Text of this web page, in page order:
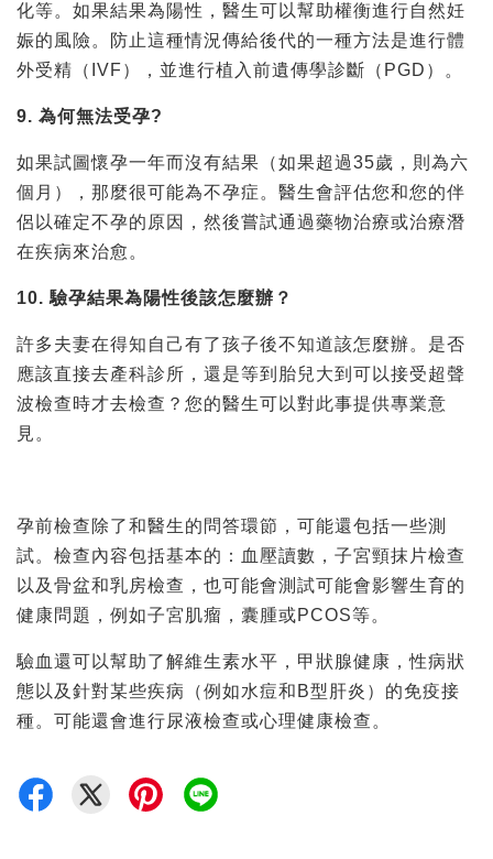
化等。如果結果為陽性，醫生可以幫助權衡進行自然妊
娠的風險。防止這種情況傳給後代的一種方法是進行體
外受精（IVF），並進行植入前遺傳學診斷（PGD）。
9. 為何無法受孕?
如果試圖懷孕一年而沒有結果（如果超過35歲，則為六
個月），那麼很可能為不孕症。醫生會評估您和您的伴
侶以確定不孕的原因，然後嘗試通過藥物治療或治療潛
在疾病來治愈。
10. 驗孕結果為陽性後該怎麼辦？
許多夫妻在得知自己有了孩子後不知道該怎麼辦。是否
應該直接去產科診所，還是等到胎兒大到可以接受超聲
波檢查時才去檢查？您的醫生可以對此事提供專業意
見。
孕前檢查除了和醫生的問答環節，可能還包括一些測
試。檢查內容包括基本的：血壓讀數，子宮頸抹片檢查
以及骨盆和乳房檢查，也可能會測試可能會影響生育的
健康問題，例如子宮肌瘤，囊腫或PCOS等。
驗血還可以幫助了解維生素水平，甲狀腺健康，性病狀
態以及針對某些疾病（例如水痘和B型肝炎）的免疫接
種。可能還會進行尿液檢查或心理健康檢查。